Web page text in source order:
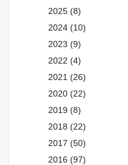
2025 (8)
2024 (10)
2023 (9)
2022 (4)
2021 (26)
2020 (22)
2019 (8)
2018 (22)
2017 (50)
2016 (97)